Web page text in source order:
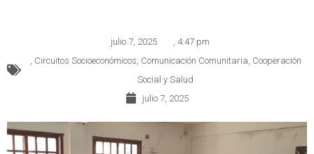
julio 7, 2025
4:47 pm
Circuitos Socioeconómicos Comunicación Comunitaria Cooperación
Social y Salud
julio 7, 2025